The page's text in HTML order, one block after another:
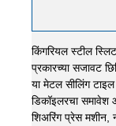
किंगरियल स्टील
प्रकारच्या सजावट
या मेटल सीलिंग टाइल
डिकॉइलरचा समावेश
शिअरिंग प्रेस मशीन,